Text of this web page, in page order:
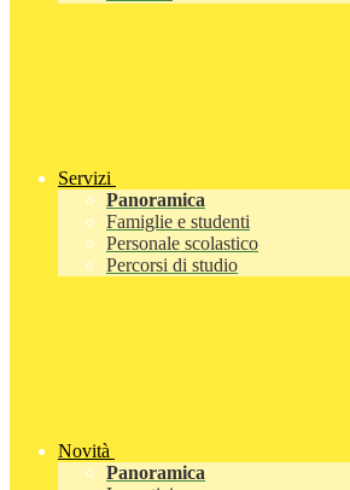
Servizi
Panoramica
Famiglie e studenti
Personale scolastico
Percorsi di studio
Novità
Panoramica